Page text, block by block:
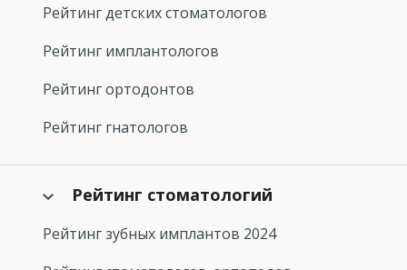
Рейтинг детских стоматологов
Рейтинг имплантологов
Рейтинг ортодонтов
Рейтинг гнатологов
Рейтинг стоматологий
Рейтинг зубных имплантов 2024